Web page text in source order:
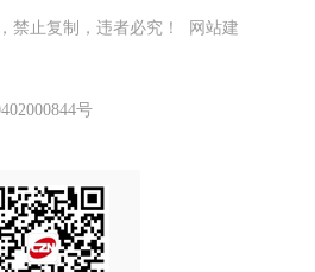
禁止复制，违者必究！ 网站建
号